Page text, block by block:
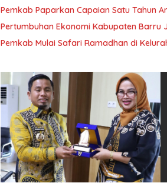
Pemkab Paparkan Capaian Satu Tahun
Pertumbuhan Ekonomi Kabupaten Barru
Pemkab Mulai Safari Ramadhan di